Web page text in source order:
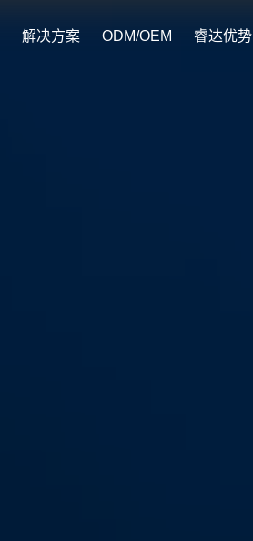
解决方案 ODM/OEM 睿达优势